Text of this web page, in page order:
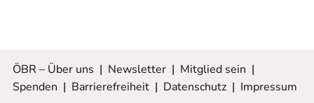
ÖBR – Über uns | Newsletter| Mitglied sein |
Spenden | Barrierefreiheit| Datenschutz| Impressum